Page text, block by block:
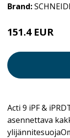
Brand:
151.4 EUR
Acti 9 iPF &
asennettava